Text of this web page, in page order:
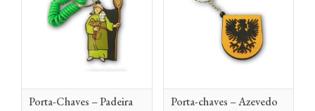
Porta-Chaves – Padeira Porta-chaves – Azevedo